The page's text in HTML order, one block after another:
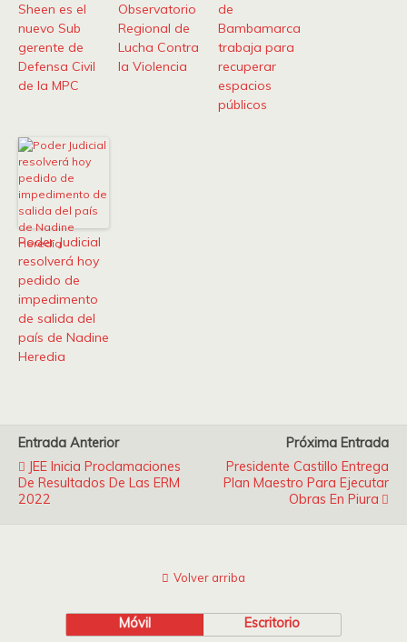
Sheen es el
nuevo Sub
gerente de
Defensa Civil
de la MPC
Observatorio
Regional de
Lucha Contra
la Violencia
de
Bambamarca
trabaja para
recuperar
espacios
públicos
Poder Judicial
resolverá hoy
pedido de
impedimento
de salida del
país de Nadine
Heredia
Entrada Anterior
JEE Inicia Proclamaciones
De Resultados De Las ERM
2022
Próxima Entrada
Presidente Castillo Entrega
Plan Maestro Para Ejecutar
Obras En Piura
Volver arriba
Móvil Escritorio